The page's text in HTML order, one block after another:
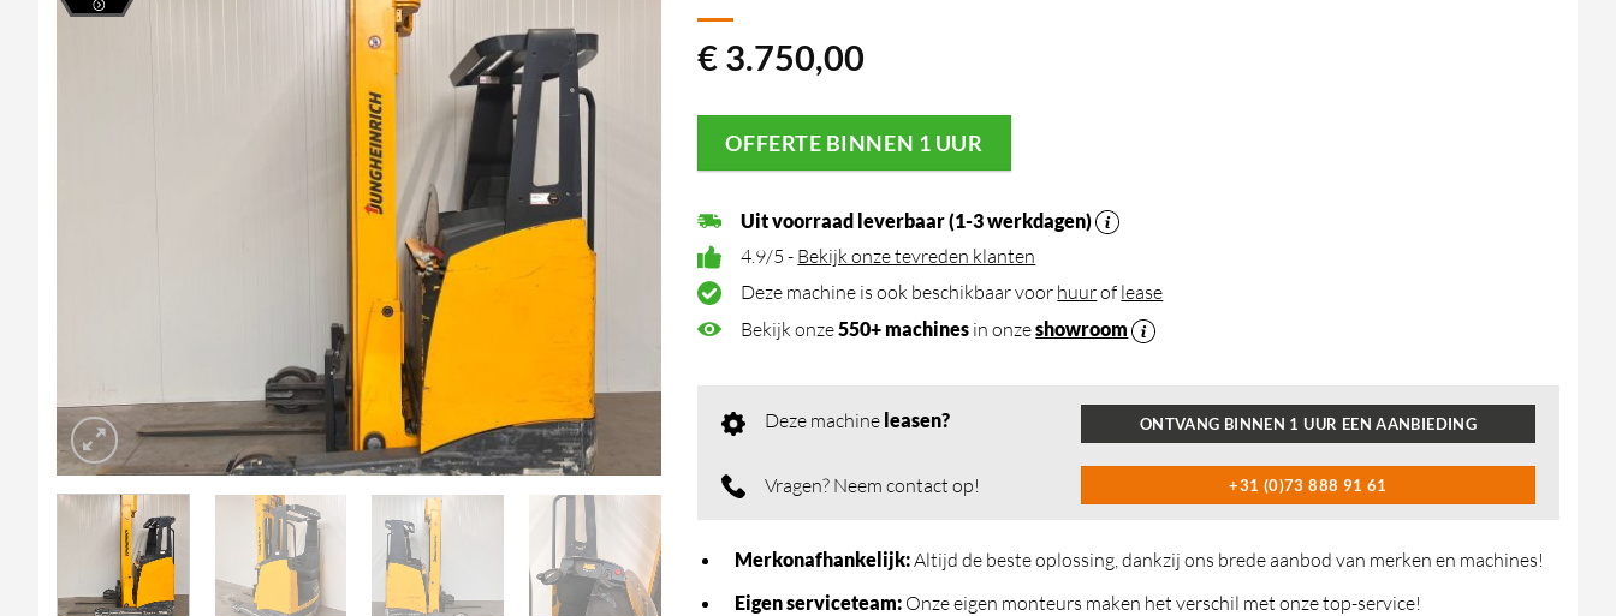
€ 3.750,00
OFFERTE BINNEN 1 UUR
Uit voorraad leverbaar (1-3 werkdagen)
4.9/5 - Bekijk onze tevreden klanten
Deze machine is ook beschikbaar voor huurof lease
Bekijk onze550+ machines in onzeshowroom
Deze machine leasen? ONTVANG BINNEN 1 UUR EEN AANBIEDING
Vragen? Neem contact op! +31 (0)73 888 91 61
Merkonafhankelijk:Altijd de beste oplossing, dankzij ons brede aanbod van merken en machines!
Eigen serviceteam: Onze eigen monteurs maken het verschil met onze top-service!